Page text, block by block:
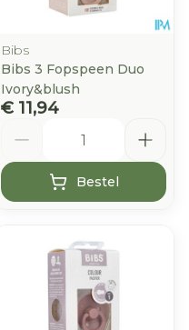
Bibs
Bibs 3 Fopspeen Duo
Ivory&blush
€ 11,94
Bestel